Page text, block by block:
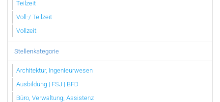
Teilzeit
Voll-/ Teilzeit
Vollzeit
Stellenkategorie
Architektur, Ingenieurwesen
Ausbildung | FSJ | BFD
Büro, Verwaltung, Assistenz